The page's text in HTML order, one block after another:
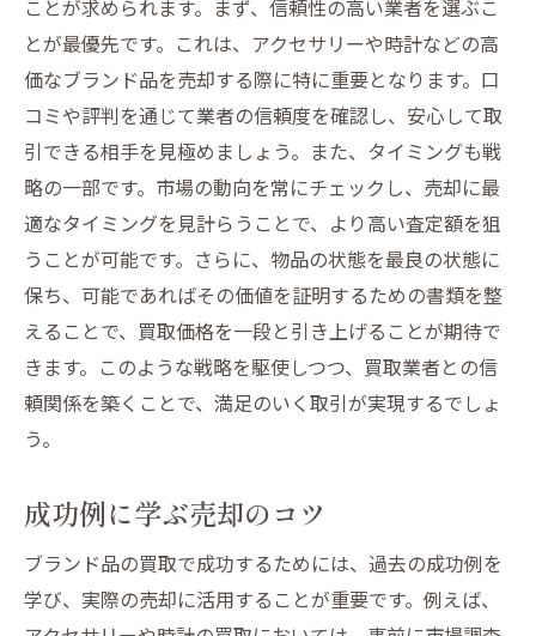
事前に準備するべきものリスト
買取価格の比較とその方法
トラブルを防ぐための心構え
買取後の手続きについて理解する
買取におけるよくある誤解を解く
ことが求められます。まず、信頼性の高い業者を選ぶこ
とが最優先です。これは、アクセサリーや時計などの高
価なブランド品を売却する際に特に重要となります。口
コミや評判を通じて業者の信頼度を確認し、安心して取
引できる相手を見極めましょう。また、タイミングも戦
略の一部です。市場の動向を常にチェックし、売却に最
適なタイミングを見計らうことで、より高い査定額を狙
うことが可能です。さらに、物品の状態を最良の状態に
保ち、可能であればその価値を証明するための書類を整
えることで、買取価格を一段と引き上げることが期待で
きます。このような戦略を駆使しつつ、買取業者との信
頼関係を築くことで、満足のいく取引が実現するでしょ
う。
成功例に学ぶ売却のコツ
ブランド品の買取で成功するためには、過去の成功例を
学び、実際の売却に活用することが重要です。例えば、